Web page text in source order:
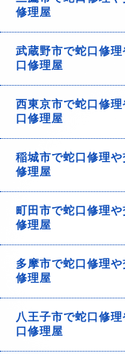
修理屋
武蔵野市で蛇口修
口修理屋
西東京市で蛇口修
口修理屋
稲城市で蛇口修理
修理屋
町田市で蛇口修理
修理屋
多摩市で蛇口修理
修理屋
八王子市で蛇口修
口修理屋